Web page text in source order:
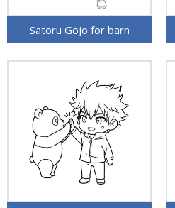
Satoru Gojo for barn